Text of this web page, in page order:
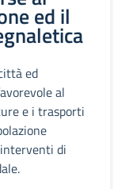
ed il
ed
al
e i trasporti
di